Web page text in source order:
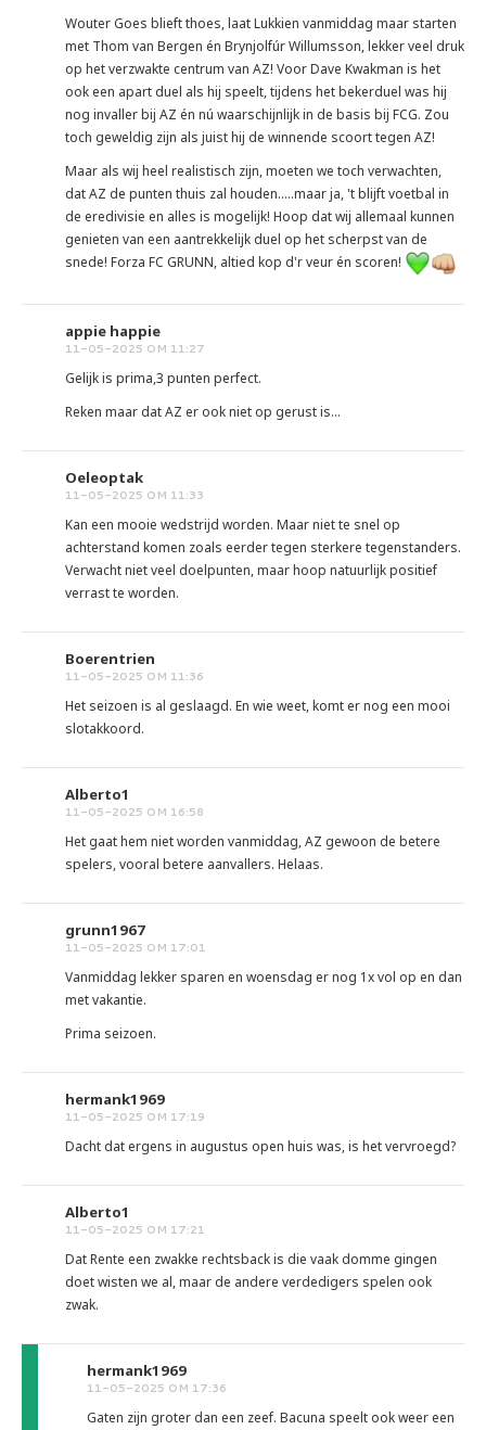
Wouter Goes blieft thoes, laat Lukkien vanmiddag maar starten
met Thom van Bergen én Brynjolfúr Willumsson, lekker veel druk
op het verzwakte centrum van AZ! Voor Dave Kwakman is het
ook een apart duel als hij speelt, tijdens het bekerduel was hij
nog invaller bij AZ én nú waarschijnlijk in de basis bij FCG. Zou
toch geweldig zijn als juist hij de winnende scoort tegen AZ!
Maar als wij heel realistisch zijn, moeten we toch verwachten,
dat AZ de punten thuis zal houden.....maar ja, 't blijft voetbal in
de eredivisie en alles is mogelijk! Hoop dat wij allemaal kunnen
genieten van een aantrekkelijk duel op het scherpst van de
snede! Forza FC GRUNN, altied kop d'r veur én scoren!
appie happie
11-05-2025 OM 11:27
Gelijk is prima,3 punten perfect.
Reken maar dat AZ er ook niet op gerust is...
Oeleoptak
11-05-2025 OM 11:33
Kan een mooie wedstrijd worden. Maar niet te snel op
achterstand komen zoals eerder tegen sterkere tegenstanders.
Verwacht niet veel doelpunten, maar hoop natuurlijk positief
verrast te worden.
Boerentrien
11-05-2025 OM 11:36
Het seizoen is al geslaagd. En wie weet, komt er nog een mooi
slotakkoord.
Alberto1
11-05-2025 OM 16:58
Het gaat hem niet worden vanmiddag, AZ gewoon de betere
spelers, vooral betere aanvallers. Helaas.
grunn1967
11-05-2025 OM 17:01
Vanmiddag lekker sparen en woensdag er nog 1x vol op en dan
met vakantie.
Prima seizoen.
hermank1969
11-05-2025 OM 17:19
Dacht dat ergens in augustus open huis was, is het vervroegd?
Alberto1
11-05-2025 OM 17:21
Dat Rente een zwakke rechtsback is die vaak domme gingen
doet wisten we al, maar de andere verdedigers spelen ook
zwak.
hermank1969
11-05-2025 OM 17:36
Gaten zijn groter dan een zeef. Bacuna speelt ook weer een